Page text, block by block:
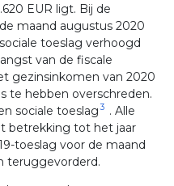
EUR ligt. Bij de
maand augustus 2020
toeslag verhoogd
van de fiscale
gezinsinkomen van 2020
te hebben overschreden.
sociale toeslag 3 . Alle
betrekking tot het jaar
toeslag voor de maand
teruggevorderd.